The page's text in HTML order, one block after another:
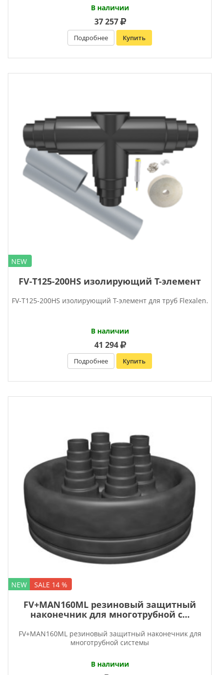
В наличии
37 257
Подробнее Купить
NEW
FV-Т125-200HS изолирующий Т-элемент
FV-Т125-200HS изолирующий Т-элемент для труб Flexalen.
В наличии
41 294
Подробнее Купить
NEW SALE 14 %
FV+MAN160ML резиновый защитный
наконечник для многотрубной с...
FV+MAN160ML резиновый защитный наконечник для
многотрубной системы
В наличии